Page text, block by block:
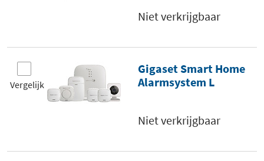
Niet verkrijgbaar
Vergelijk
Gigaset Smart Home
Alarmsystem L
Niet verkrijgbaar